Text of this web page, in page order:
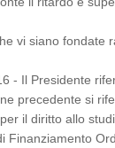
vi siano
- Il Presidente
precedente si
il diritto allo
Finanziamento